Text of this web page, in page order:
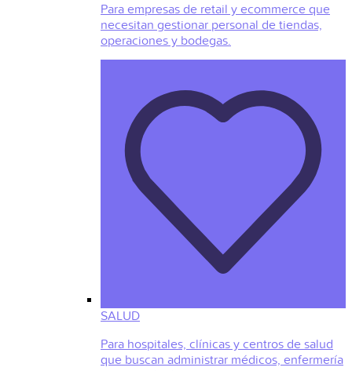
Para empresas de retail y ecommerce que
necesitan gestionar personal de tiendas,
operaciones y bodegas.
SALUD
Para hospitales, clínicas y centros de salud
que buscan administrar médicos, enfermería